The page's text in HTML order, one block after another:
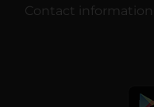
Contact information